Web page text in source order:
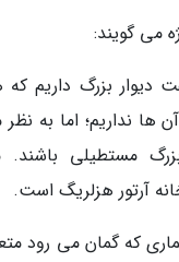
می گویند:
بزرگ داریم که
آن ها نداریم؛ اما به
مستطیلی باشند.
آرتور هزلریگ است.
که گمان می رود